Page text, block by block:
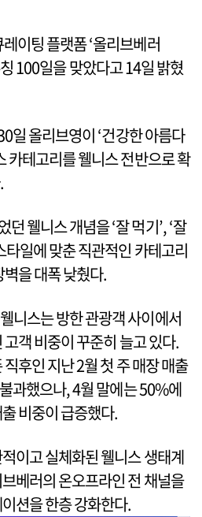
이팅 플랫폼 ‘올리브베러
100일을 맞았다고 14일 밝혔
일 올리브영이 ‘건강한 아름다
카테고리를 웰니스 전반으로 확
웰니스 개념을 ‘잘 먹기’, ‘잘
타일에 맞춘 직관적인 카테고리
을 대폭 낮췄다.
니스는 방한 관광객 사이에서
객 비중이 꾸준히 늘고 있다.
후인 지난 2월 첫 주 매장 매출
과했으나, 4월 말에는 50%에
비중이 급증했다.
이고 실체화된 웰니스 생태계
베러의 온오프라인 전 채널을
션을 한층 강화한다.